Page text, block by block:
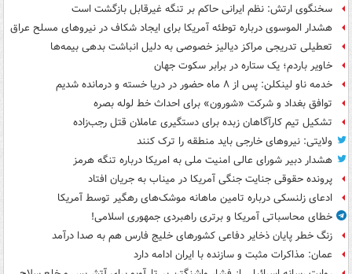
سخنگوی ارتش: نظم ایرانی حاکم بر تنگه غیرقابل بازگشت است
هشدار الموسوی درباره توطئه آمریکا برای ایجاد شکاف در نیروهای مسلح عراق
تعطیلی تدریجی مراکز دیالیز خصوصی به دلیل انباشت بدهی بیمه‌ها
خاویر باردم؛ یک ستاره در برابر سکوت جهان
خدمه ناو لینکلن: پس از ۸ ماه حضور در دریا خسته و درمانده‌ شدیم
توافق بغداد و شرکت «شورون» برای احداث خط لوله بصره
تشکیل تیم کارآگاهان زبده برای دستگیری عاملان قتل رجب‌زاده
ولایتی: نیروهای خارجی باید منطقه را ترک کنند
هشدار دبیر شورای عالی امنیت ملی به امریکا درباره تنگه هرمز
پرونده حقوقی جنایت جنگی آمریکا در میناب به جریان افتاد
ادعای زلنسکی درباره تامین ماهانه موشک‌های رهگیر توسط آمریکا
خطای محاسباتی آمریکا و برتری راهبردی جمهوری اسلامی!
زنگ خطر پایان ذخایر دفاعی کشورهای خلیج فارس هم به صدا درآمد
عمان: مذاکرات مثبت و سازنده با ایران ادامه دارد